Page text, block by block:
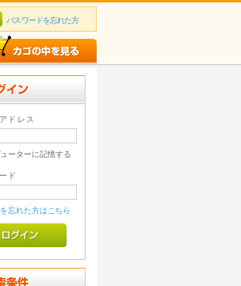
パスワードを忘れた方
ドレス
ーターに記憶する
ド
忘れた方はこちら